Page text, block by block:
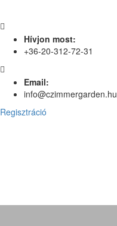
Hívjon most:
+36-20-312-72-31
Email:
info@czimmergarden.hu
Regisztráció